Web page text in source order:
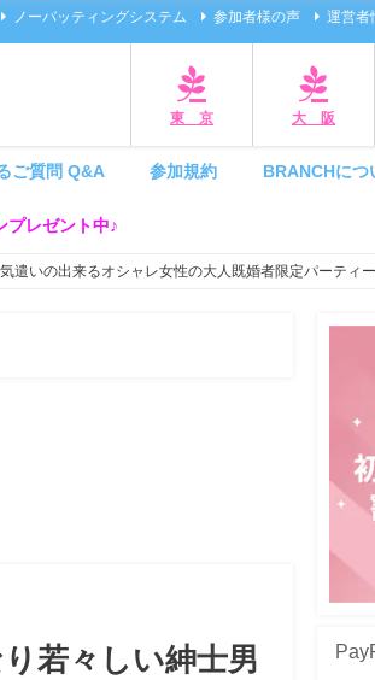
ノーバッティングシステム 参加者様の声 運営者
東 京 大 阪
ご質問 Q&A 参加規約 BRANCHにつ
プレゼント中♪
いの出来るオシャレ女性の大人既婚者限定パーティー
若々しい紳士男